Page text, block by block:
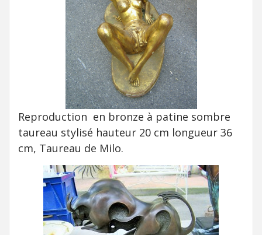
Reproduction en bronze à patine sombre
taureau stylisé hauteur 20 cm longueur 36
cm, Taureau de Milo.